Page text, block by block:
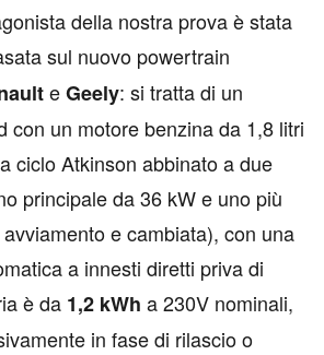
della nostra prova è stata
sul nuovo powertrain
eGeely: si tratta di un
con un motore benzina da 1,8 litri
ciclo Atkinson abbinato a due
principale da 36 kW e uno più
e cambiata), con una
a innesti diretti priva di
è da 1,2 kWh a 230V nominali,
in fase di rilascio o